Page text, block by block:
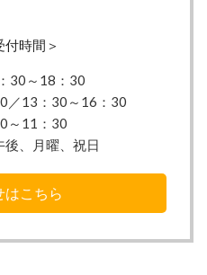
付時間＞
30 ～18：30
13：30～16：30
11：30
後、月曜、祝日
はこちら